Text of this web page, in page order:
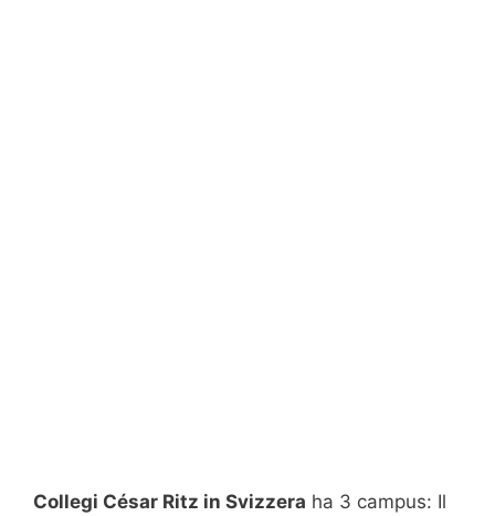
Collegi César Ritz in Svizzera ha 3 campus: Il